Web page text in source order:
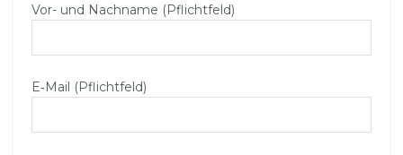
Vor- und Nachname (Pflichtfeld)
E‑Mail (Pflichtfeld)